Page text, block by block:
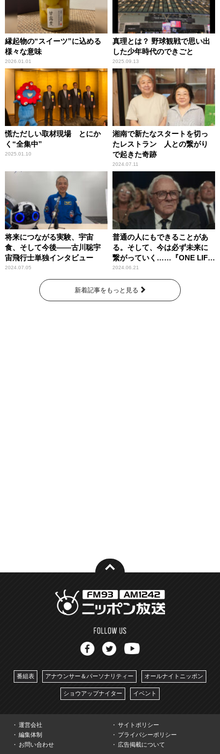
縁起物の“スイーツ”に込める
様々な意味
2026.01.01
真理とは？ 野球観戦で思い出
した少年時代のできごと
2025.09.13
慌ただしい取材現場 とにか
く“全集中”
2025.01.10
湘南で新たなスタートを切っ
たレストラン 人との繋がり
で起きた奇跡
2024.07.11
将来につながる実験、宇宙
食、そして今後――古川聡宇
宙飛行士単独インタビュー
2024.07.05
普通の人にもできることがあ
る。そして、今は必ず未来に
繋がっていく……『ONE LIFE
奇跡が繋いだ6000の命』
2024.06.21
新着記事をもっと見る
番組表 アナウンサー＆パーソナリティー オールナイトニッポン
ショウアップナイター イベント
運営会社
サイトポリシー
編集体制
プライバシーポリシー
お問い合わせ
広告掲載について